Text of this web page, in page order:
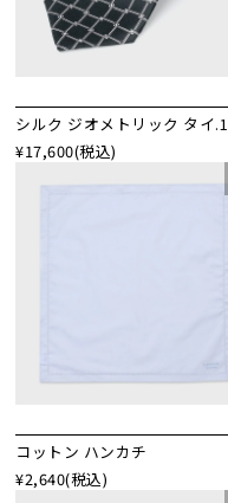
シルク ジオメトリック タイ.1
¥17,600(税込)
コットン ハンカチ
¥2,640(税込)